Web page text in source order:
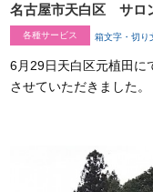
名古屋市天白区 サ
各種サービス 箱文字・切り
6月29日天白区元植田に
させていただきました。